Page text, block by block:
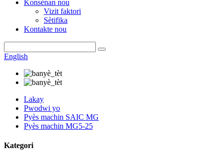
Konsènan nou
Vizit faktori
Sètifika
Kontakte nou
English
Lakay
Pwodwi yo
Pyès machin SAIC MG
Pyès machin MG5-25
Kategori